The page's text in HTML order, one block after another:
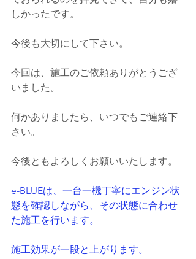
しかったです。
今後も大切にして下さい。
今回は、施工のご依頼ありがとうござ
いました。
何かありましたら、いつでもご連絡下
さい。
今後ともよろしくお願いいたします。
e-BLUEは、一台一機丁寧にエンジン状
態を確認しながら、その状態に合わせ
た施工を行います。
施工効果が一段と上がります。